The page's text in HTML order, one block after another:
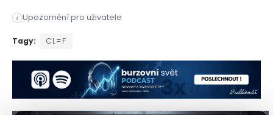
i Upozornění pro uživatele
Válka v Íránu, která začala americko-izraelskými údery 28.
Tagy: CL=F